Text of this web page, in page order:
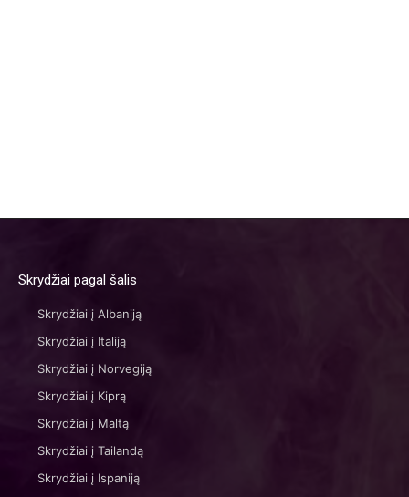
Skrydžiai pagal šalis
Skrydžiai į Albaniją
Skrydžiai į Italiją
Skrydžiai į Norvegiją
Skrydžiai į Kiprą
Skrydžiai į Maltą
Skrydžiai į Tailandą
Skrydžiai į Ispaniją